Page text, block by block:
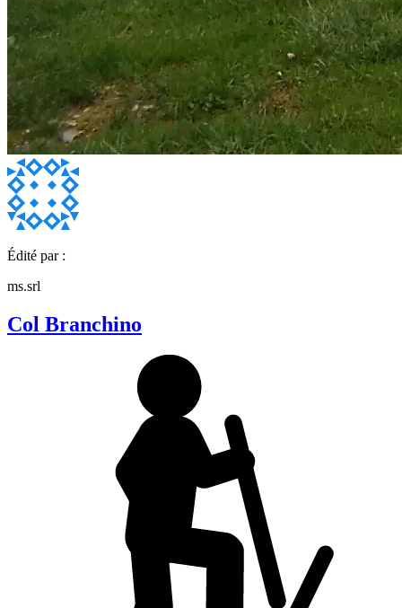
Édité par :
ms.srl
Col Branchino